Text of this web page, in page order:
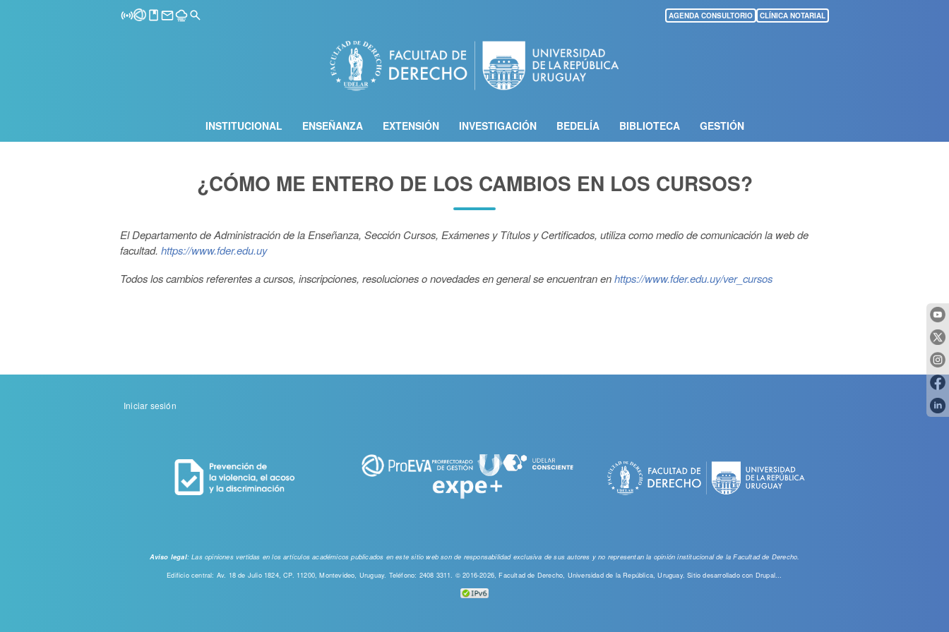
contenido
principal
AGENDA CONSULTORIO CLÍNICA NOTARIAL
INSTITUCIONAL ENSEÑANZA EXTENSIÓN INVESTIGACIÓN BEDELÍA BIBLIOTECA GESTIÓN
¿CÓMO ME ENTERO DE LOS CAMBIOS EN LOS CURSOS?
El Departamento de Administración de la Enseñanza, Sección Cursos, Exámenes y Títulos y Certificados, utiliza como medio de comunicación la web de
facultad. https://www.fder.edu.uy
Todos los cambios referentes a cursos, inscripciones, resoluciones o novedades en general se encuentran enhttps://www.fder.edu.uy/ver_cursos
Menu
Iniciar sesión
Aviso legal: Las opiniones vertidas en los artículos académicos publicados en este sitio web son de responsabilidad exclusiva de sus autores y no representan la opinión institucional de la Facultad de Derecho.
Edificio central: Av. 18 de Julio 1824, CP. 11200, Montevideo, Uruguay. Teléfono: 2408 3311. © 2016-2026, Facultad de Derecho, Universidad de la República, Uruguay. Sitio desarrollado con Drupal...